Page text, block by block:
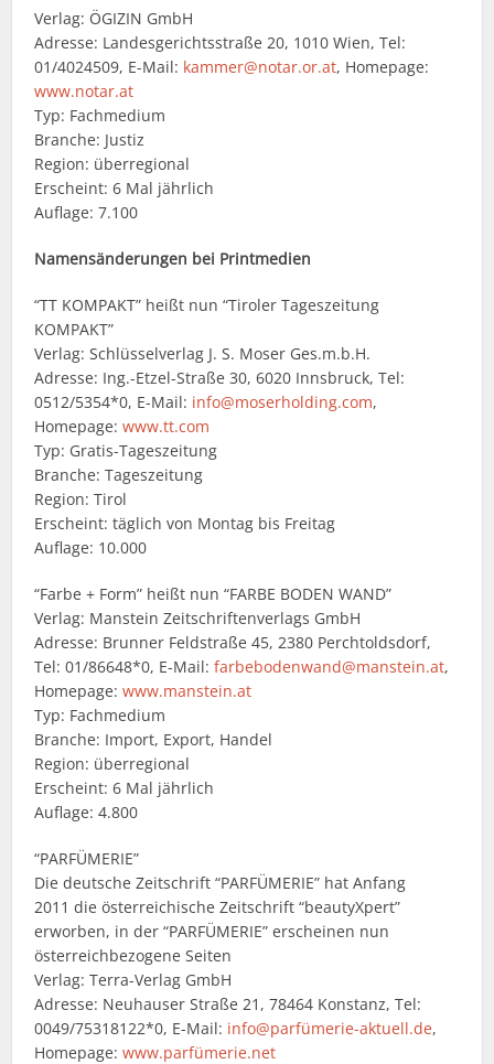
Verlag: ÖGIZIN GmbH
Adresse: Landesgerichtsstraße 20, 1010 Wien, Tel:
01/4024509, E-Mail: kammer@notar.or.at, Homepage:
www.notar.at
Typ: Fachmedium
Branche: Justiz
Region: überregional
Erscheint: 6 Mal jährlich
Auflage: 7.100
Namensänderungen bei Printmedien
“TT KOMPAKT” heißt nun “Tiroler Tageszeitung
KOMPAKT”
Verlag: Schlüsselverlag J. S. Moser Ges.m.b.H.
Adresse: Ing.-Etzel-Straße 30, 6020 Innsbruck, Tel:
0512/5354*0, E-Mail: info@moserholding.com,
Homepage:www.tt.com
Typ: Gratis-Tageszeitung
Branche: Tageszeitung
Region: Tirol
Erscheint: täglich von Montag bis Freitag
Auflage: 10.000
“Farbe + Form” heißt nun “FARBE BODEN WAND”
Verlag: Manstein Zeitschriftenverlags GmbH
Adresse: Brunner Feldstraße 45, 2380 Perchtoldsdorf,
Tel: 01/86648*0, E-Mail:farbebodenwand@manstein.at,
Homepage:www.manstein.at
Typ: Fachmedium
Branche: Import, Export, Handel
Region: überregional
Erscheint: 6 Mal jährlich
Auflage: 4.800
“PARFÜMERIE”
Die deutsche Zeitschrift “PARFÜMERIE” hat Anfang
2011 die österreichische Zeitschrift “beautyXpert”
erworben, in der “PARFÜMERIE” erscheinen nun
österreichbezogene Seiten
Verlag: Terra-Verlag GmbH
Adresse: Neuhauser Straße 21, 78464 Konstanz, Tel:
0049/75318122*0, E-Mail: info@parfümerie-aktuell.de,
Homepage:www.parfümerie.net